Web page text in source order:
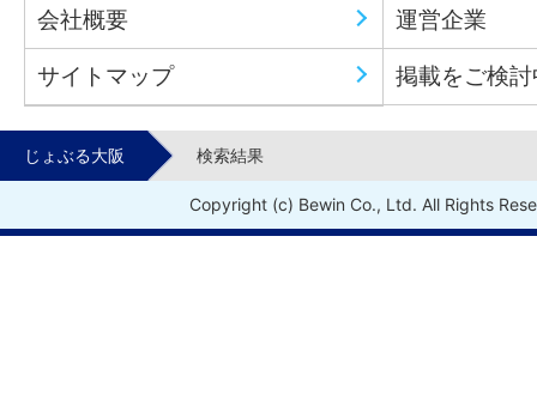
会社概要 運営企業
サイトマップ 掲載をご検
じょぶる大阪 検索結果
Copyright (c) Bewin Co., Ltd. All Rights